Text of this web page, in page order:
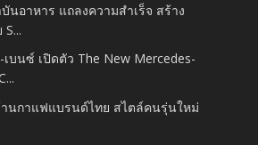
นอาหาร แถลงความสำเร็จ สร้าง
-เบนซ์ เปิดตัว The New Mercedes-
านกาแฟแบรนด์ไทย สไตล์คนรุ่นใหม่